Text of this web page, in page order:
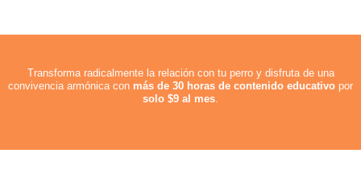
Transforma radicalmente la relación con tu perro y disfruta de una
convivencia armónica con más de 30 horas de contenido educativo por
solo $9 al mes.